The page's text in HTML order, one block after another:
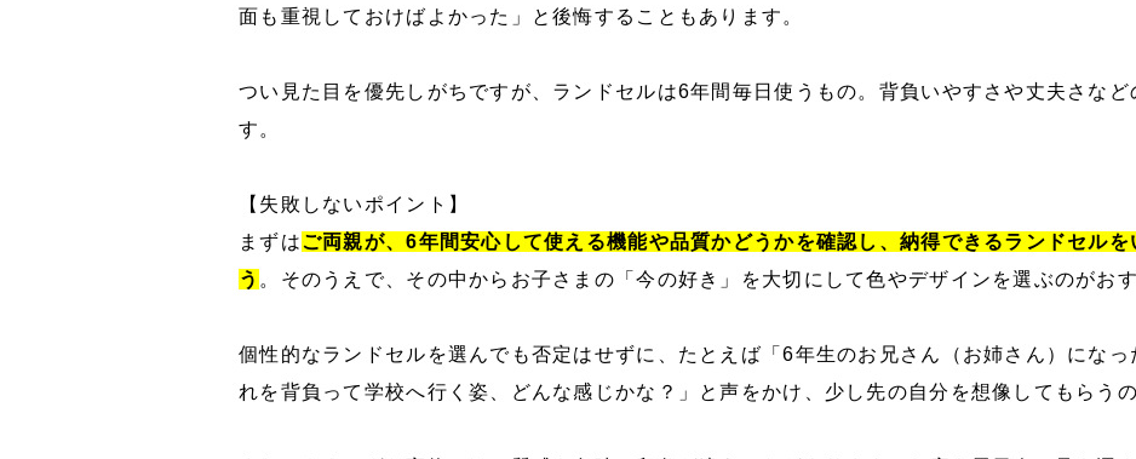
面も重視しておけばよかった」と後悔することもあります。
つい見た目を優先しがちですが、ランドセルは6年間毎日使うもの。背負いやすさや丈夫さな
す。
【失敗しないポイント】
まずはご両親が、6年間安心して使える機能や品質かどうかを確認し、納得できるランドセルを
う 。そのうえで、その中からお子さまの「今の好き」を大切にして色やデザインを選ぶのがおす
個性的なランドセルを選んでも否定はせずに、たとえば「6年生のお兄さん（お姉さん）になっ
れを背負って学校へ行く姿、どんな感じかな？」と声をかけ、少し先の自分を想像してもらう